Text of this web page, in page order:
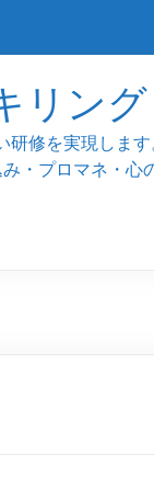
リン
修を実現し
・プロマネ・